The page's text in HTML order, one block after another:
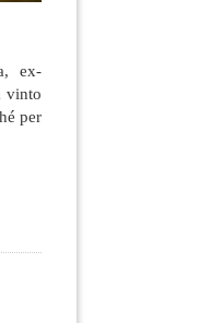
ex-
vinto
per